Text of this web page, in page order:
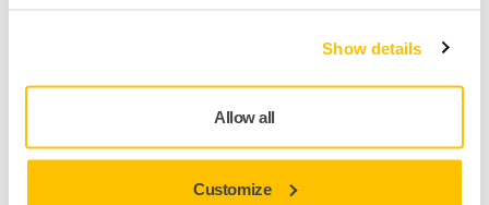
Show details
Allow all
Customize
Mirka oferuje tarcze do specjalnych zastosowań — do
przecinania materiałów nieżelaznych, takich jak aluminium;
szlifowania, gratowania i kształtowania; cięcia i cięcia
wgłębnego materiałów stalowych, w tym stali